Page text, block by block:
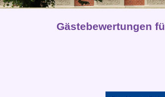
Gästebewertungen